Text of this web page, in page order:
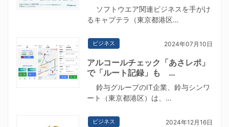
ソフトウエア関連ビジネスを手がけ
るキャプテラ（東京都港区…
ビジネス 2024年07月10日
アルコールチェック「あさレポ」
で「ルート記録」も …
鈴与グループのIT企業、鈴与シンワ
ート（東京都港区）は、…
ビジネス 2024年12月16日